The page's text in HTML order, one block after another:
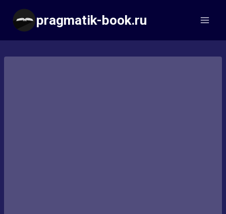
Перейти
содержимому
pragmatik-book.ru